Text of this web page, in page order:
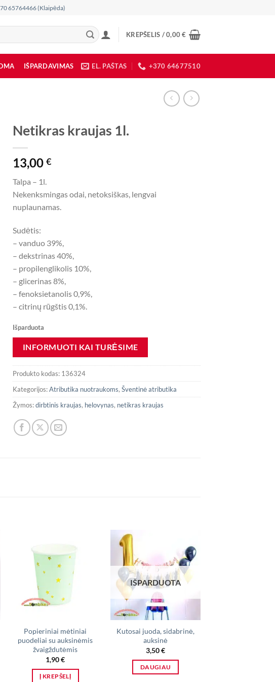
65764466 (Klaipėda)
KREPŠELIS /0,00€
IŠPARDAVIMAS EL. PAŠTAS +370 64677510
Netikras kraujas 1l.
13,00€
Talpa – 1l.
Nekenksmingas odai, netoksiškas, lengvai
nuplaunamas.
Sudėtis:
– vanduo 39%,
– dekstrinas 40%,
– propilenglikolis 10%,
– glicerinas 8%,
– fenoksietanolis 0,9%,
– citrinų rūgštis 0,1%.
Išparduota
Produkto kodas: 136324
Kategorijos:Atributika nuotraukoms,Šventinė atributika
Žymos:dirbtinis kraujas, helovynas, netikras kraujas
Popieriniai mėtiniai
puodeliai su auksinėmis
žvaigždutėmis
1,90€
Į KREPŠELĮ
IŠPARDUOTA
Kutosai juoda, sidabrinė,
auksinė
3,50€
DAUGIAU